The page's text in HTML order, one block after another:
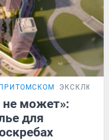
ЭКСКЛЮЗИВ
не может»:
для